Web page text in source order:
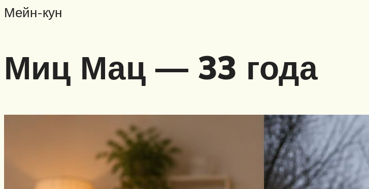
Мейн-кун
Миц Мац — 33 года